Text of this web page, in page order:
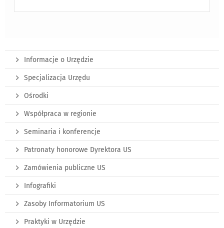
Informacje o Urzędzie
Specjalizacja Urzędu
Ośrodki
Współpraca w regionie
Seminaria i konferencje
Patronaty honorowe Dyrektora US
Zamówienia publiczne US
Infografiki
Zasoby Informatorium US
Praktyki w Urzędzie